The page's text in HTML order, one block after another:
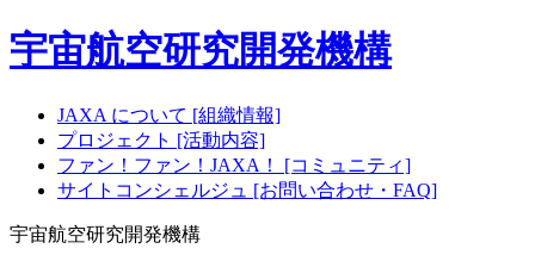
宇宙航空研究開発機構
JAXA について [組織情報]
プロジェクト [活動内容]
ファン！ファン！JAXA！ [コミュニティ]
サイトコンシェルジュ [お問い合わせ・FAQ]
宇宙航空研究開発機構